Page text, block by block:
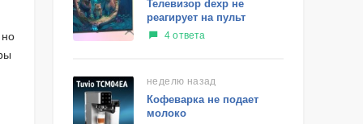
Телевизор dexp не
реагирует на пульт
4 ответа
неделю назад
Кофеварка не подает
молоко